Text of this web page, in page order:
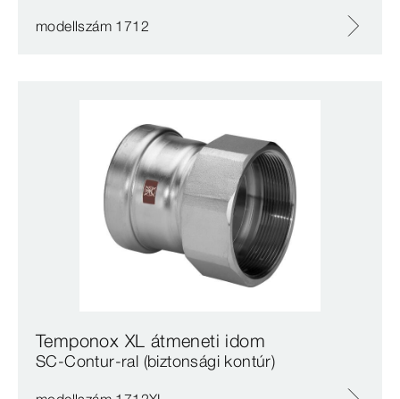
modellszám 1712
Temponox XL átmeneti idom
SC‑Contur-ral (biztonsági kontúr)